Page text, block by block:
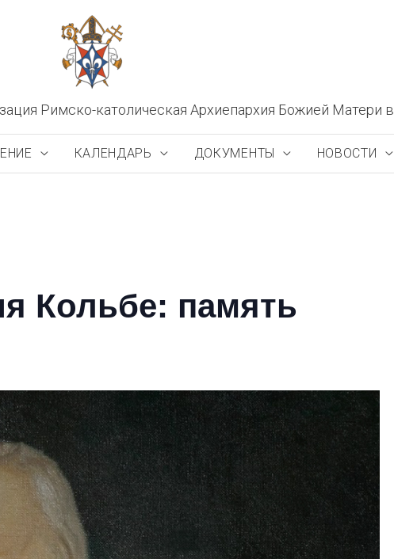
Римско-католическая Архиепархия Божией Матери
КАЛЕНДАРЬ ДОКУМЕНТЫ НОВОСТИ
Кольбе: память